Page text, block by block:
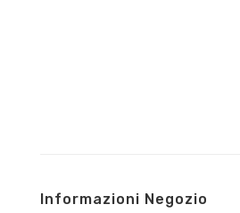
Informazioni Negozio